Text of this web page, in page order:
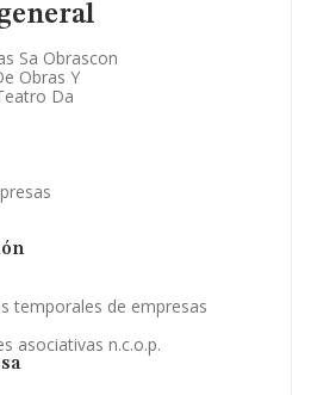
Sa Obrascon
Obras Y
Da
temporales de empresas
asociativas n.c.o.p.
en otras empresas.
sobre la empresa.
registral complementaria.